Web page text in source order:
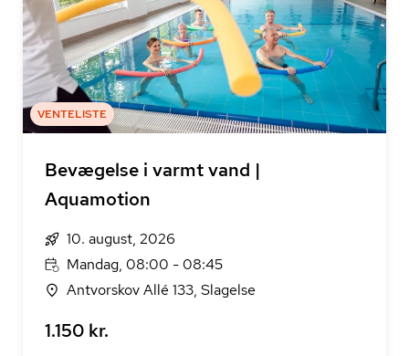
VENTELISTE
Bevægelse i varmt vand |
Aquamotion
10. august, 2026
Mandag, 08:00 - 08:45
Antvorskov Allé 133, Slagelse
1.150 kr.